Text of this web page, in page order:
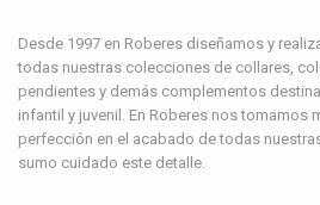
Desde 1997 en Roberes diseñamos y
todas nuestras colecciones de collares,
pendientes y demás complementos
infantil y juvenil. En Roberes nos tomamos
perfección en el acabado de todas
sumo cuidado este detalle.